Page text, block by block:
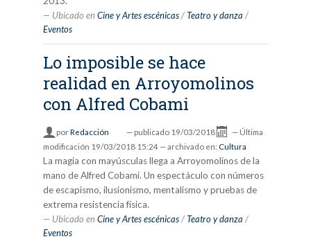
Ubicado en Cine y Artes escénicas /Teatro y danza /
Eventos
Lo imposible se hace
realidad en Arroyomolinos
con Alfred Cobami
porRedacción — publicado 19/03/2018 — Última
modificación 19/03/2018 15:24 — archivado en: Cultura
La magia con mayúsculas llega a Arroyomolinos de la
mano de Alfred Cobami. Un espectáculo con números
de escapismo, ilusionismo, mentalismo y pruebas de
extrema resistencia física.
Ubicado en Cine y Artes escénicas /Teatro y danza /
Eventos